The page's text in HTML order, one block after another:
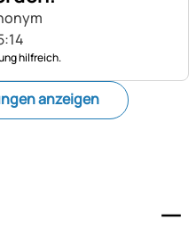
hilfreich.
anzeigen